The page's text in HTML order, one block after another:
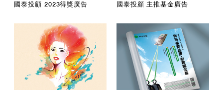
國泰投顧 2023得獎廣告 國泰投顧 主推基金廣告